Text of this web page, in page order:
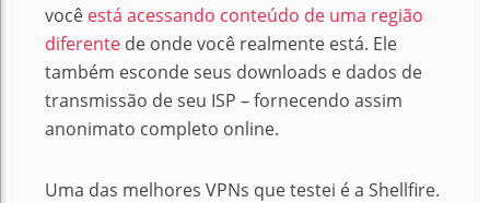
você está acessando conteúdo de uma região
diferente de onde você realmente está. Ele
também esconde seus downloads e dados de
transmissão de seu ISP – fornecendo assim
anonimato completo online.
Uma das melhores VPNs que testei é a Shellfire.